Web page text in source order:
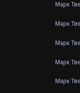
Марк
Марк
Марк
Марк
Марк